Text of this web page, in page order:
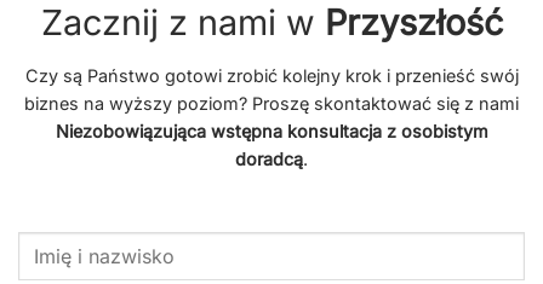
Zacznij z nami w Przyszłość
Czy są Państwo gotowi zrobić kolejny krok i przenieść swój
biznes na wyższy poziom? Proszę skontaktować się z nami
Niezobowiązująca wstępna konsultacja z osobistym
doradcą.